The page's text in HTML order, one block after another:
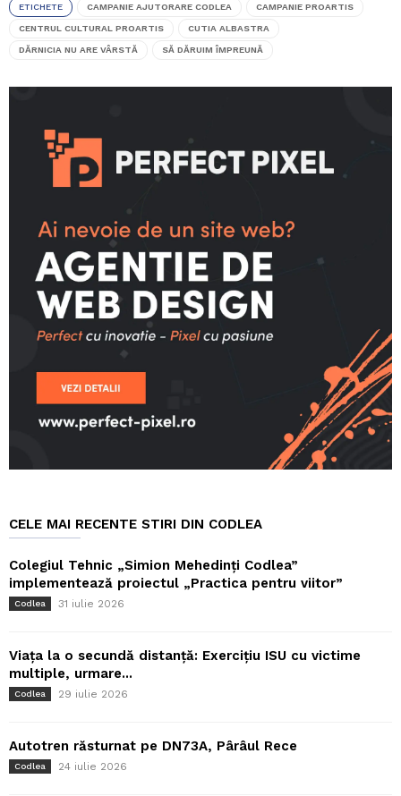
ETICHETE CAMPANIE AJUTORARE CODLEA CAMPANIE PROARTIS
CENTRUL CULTURAL PROARTIS CUTIA ALBASTRA
DĂRNICIA NU ARE VÂRSTĂ SĂ DĂRUIM ÎMPREUNĂ
CELE MAI RECENTE STIRI DIN CODLEA
Colegiul Tehnic „Simion Mehedinți Codlea”
implementează proiectul „Practica pentru viitor”
Codlea 31 iulie 2026
Viața la o secundă distanță: Exercițiu ISU cu victime
multiple, urmare...
Codlea 29 iulie 2026
Autotren răsturnat pe DN73A, Pârâul Rece
Codlea 24 iulie 2026